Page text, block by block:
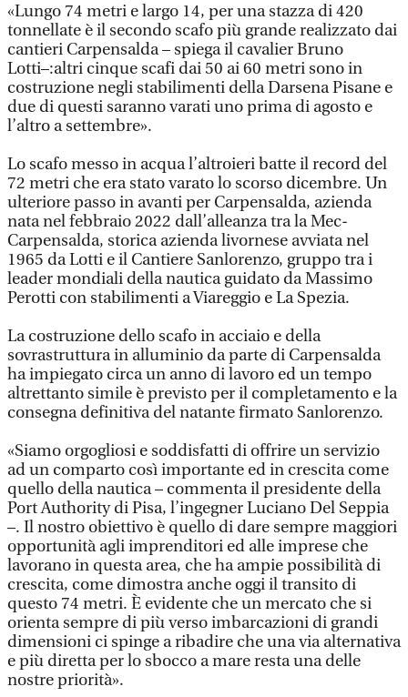
«Lungo 74 metri e largo 14, per una stazza di 420
tonnellate è il secondo scafo più grande realizzato dai
cantieri Carpensalda – spiega il cavalier Bruno
Lotti–:altri cinque scafi dai 50 ai 60 metri sono in
costruzione negli stabilimenti della Darsena Pisane e
due di questi saranno varati uno prima di agosto e
l’altro a settembre».
Lo scafo messo in acqua l’altroieri batte il record del
72 metri che era stato varato lo scorso dicembre. Un
ulteriore passo in avanti per Carpensalda, azienda
nata nel febbraio 2022 dall’alleanza tra la Mec-
Carpensalda, storica azienda livornese avviata nel
1965 da Lotti e il Cantiere Sanlorenzo, gruppo tra i
leader mondiali della nautica guidato da Massimo
Perotti con stabilimenti a Viareggio e La Spezia.
La costruzione dello scafo in acciaio e della
sovrastruttura in alluminio da parte di Carpensalda
ha impiegato circa un anno di lavoro ed un tempo
altrettanto simile è previsto per il completamento e la
consegna definitiva del natante firmato Sanlorenzo.
«Siamo orgogliosi e soddisfatti di offrire un servizio
ad un comparto così importante ed in crescita come
quello della nautica – commenta il presidente della
Port Authority di Pisa, l’ingegner Luciano Del Seppia
–. Il nostro obiettivo è quello di dare sempre maggiori
opportunità agli imprenditori ed alle imprese che
lavorano in questa area, che ha ampie possibilità di
crescita, come dimostra anche oggi il transito di
questo 74 metri. È evidente che un mercato che si
orienta sempre di più verso imbarcazioni di grandi
dimensioni ci spinge a ribadire che una via alternativa
e più diretta per lo sbocco a mare resta una delle
nostre priorità».